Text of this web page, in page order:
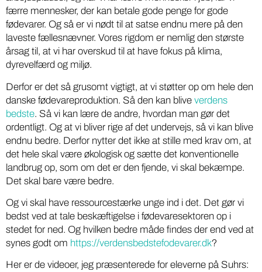
færre mennesker, der kan betale gode penge for gode
fødevarer. Og så er vi nødt til at satse endnu mere på den
laveste fællesnævner. Vores rigdom er nemlig den største
årsag til, at vi har overskud til at have fokus på klima,
dyrevelfærd og miljø.
Derfor er det så grusomt vigtigt, at vi støtter op om hele den
danske fødevareproduktion. Så den kan blive verdens
bedste. Så vi kan lære de andre, hvordan man gør det
ordentligt. Og at vi bliver rige af det undervejs, så vi kan blive
endnu bedre. Derfor nytter det ikke at stille med krav om, at
det hele skal være økologisk og sætte det konventionelle
landbrug op, som om det er den fjende, vi skal bekæmpe.
Det skal bare være bedre.
Og vi skal have ressourcestærke unge ind i det. Det gør vi
bedst ved at tale beskæftigelse i fødevaresektoren op i
stedet for ned. Og hvilken bedre måde findes der end ved at
synes godt om https://verdensbedstefodevarer.dk?
Her er de videoer, jeg præsenterede for eleverne på Suhrs: